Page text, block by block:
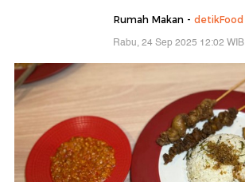
Rumah Makan - detikFood
Rabu, 24 Sep 2025 12:02 WIB